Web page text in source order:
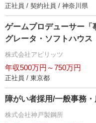
正社員 / 契約社員 / 神奈川県
ゲームプロデューサー「
グレータ・ソフトハウス
株式会社アピリッツ
年収500万円～750万円
正社員 / 東京都
障がい者採用/一般事務
株式会社神戸製鋼所